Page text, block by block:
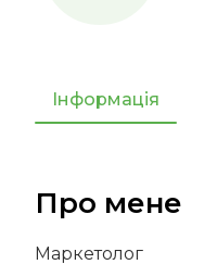
Інформація
Про мене
Маркетолог